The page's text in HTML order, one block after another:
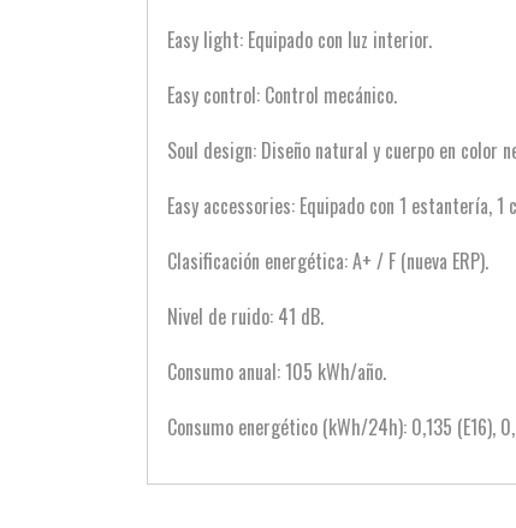
Easy light: Equipado con luz interior.
Easy control: Control mecánico.
Soul design: Diseño natural y cuerpo en color
Easy accessories: Equipado con 1 estantería,
Clasificación energética: A+ / F (nueva ERP).
Nivel de ruido: 41 dB.
Consumo anual: 105 kWh/año.
Consumo energético (kWh/24h): 0,135 (E16),